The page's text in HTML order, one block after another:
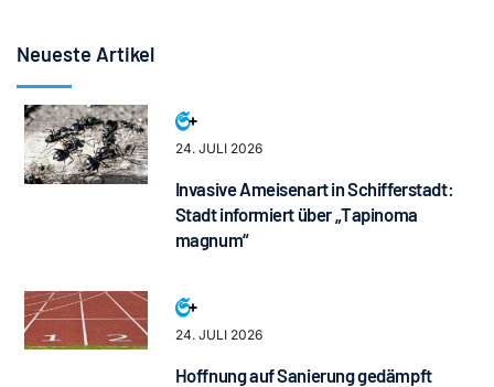
Neueste Artikel
24. JULI 2026
Invasive Ameisenart in Schifferstadt:
Stadt informiert über „Tapinoma
magnum“
24. JULI 2026
Hoffnung auf Sanierung gedämpft